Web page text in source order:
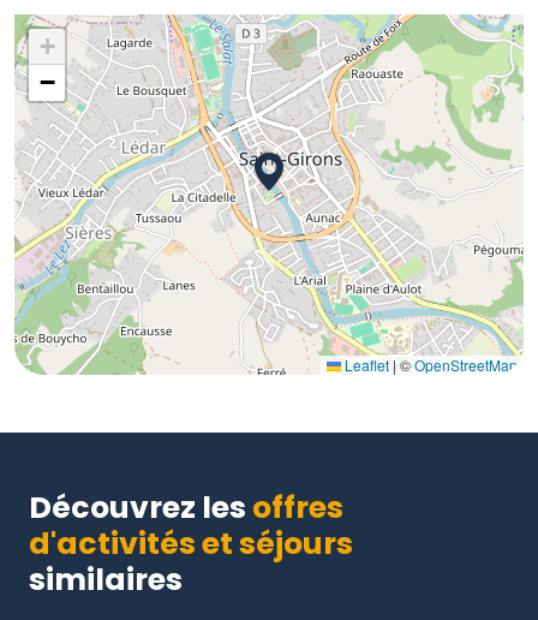
+
−
Leaflet |©OpenStreetMap
Découvrez les offres
d'activités et séjours
similaires